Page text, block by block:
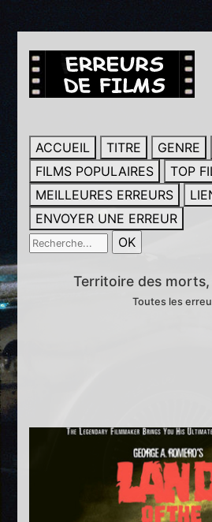
ACCUEIL TITRE GENRE
FILMS POPULAIRES
TOP
MEILLEURES ERREURS
ENVOYER UNE ERREUR
Territoire des
Toutes les